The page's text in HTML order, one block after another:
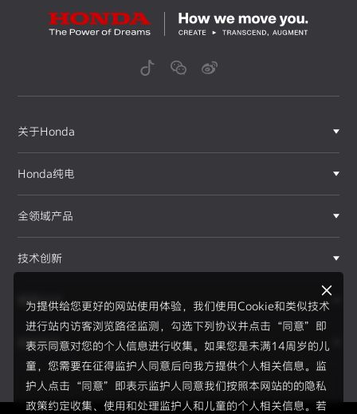
为提供给您更好的网站使用体验，我们使用Cookie和类似技术
进行站内访客浏览路径监测，勾选下列协议并点击“同意”即
表示同意对您的个人信息进行收集。如果您是未满14周岁的儿
童，您需要在征得监护人同意后向我方提供个人相关信息。监
护人点击“同意”即表示监护人同意我们按照本网站的的隐私
政策约定收集、使用和处理监护人和儿童的个人相关信息。若
关于Honda
Honda纯电
全领域产品
技术创新
赛事运动
新闻资讯
F1®赛事